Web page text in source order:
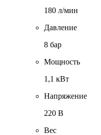
180 л/мин
Давление
8 бар
Мощность
1,1 кВт
Напряжение
220 В
Вес